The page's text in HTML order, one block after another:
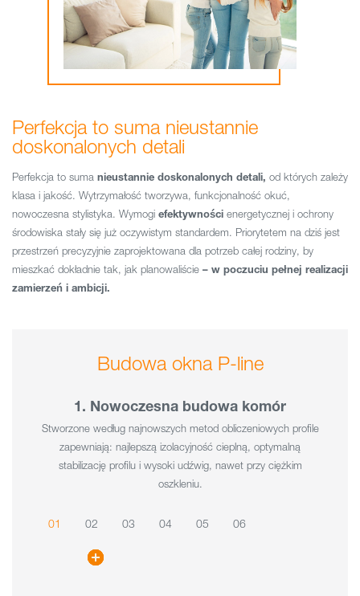
Perfekcja to suma nieustannie
doskonalonych detali
Perfekcja to suma nieustannie doskonalonych detali, od których zależy
klasa i jakość. Wytrzymałość tworzywa, funkcjonalność okuć,
nowoczesna stylistyka. Wymogi efektywności energetycznej i ochrony
środowiska stały się już oczywistym standardem. Priorytetem na dziś jest
przestrzeń precyzyjnie zaprojektowana dla potrzeb całej rodziny, by
mieszkać dokładnie tak, jak planowaliście – w poczuciu pełnej realizacji
zamierzeń i ambicji.
Budowa okna P-line
1. Nowoczesna budowa komór
Stworzone według najnowszych metod obliczeniowych profile
zapewniają: najlepszą izolacyjność cieplną, optymalną
stabilizację profilu i wysoki udźwig, nawet przy ciężkim
oszkleniu.
01 02 03 04 05 06